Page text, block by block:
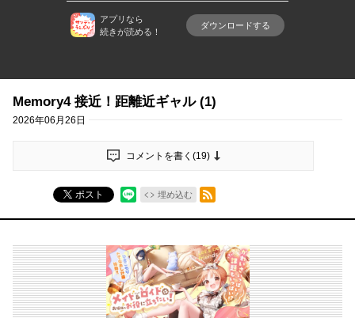
アプリなら
続きが読める！
ダウンロードする
Memory4 接近！距離近ギャル (1)
2026年06月26日
コメントを書く(19)
ポスト 埋め込む
RSSフィード